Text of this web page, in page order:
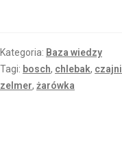
Kategoria: Baza wiedzy
Tagi: bosch, chlebak,
zelmer, żarówka